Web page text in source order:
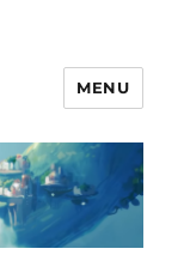
MENU